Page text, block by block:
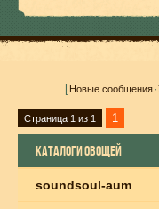
[Новые сообщения
Страница 1 из 1 1
КАТАЛОГИ ОВОЩЕЙ
soundsoul-aum